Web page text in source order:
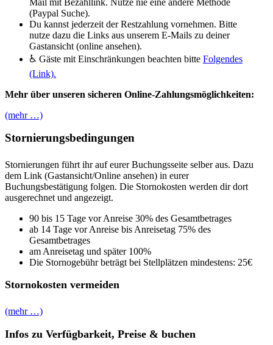
(Paypal Suche).
Du kannst jederzeit der Restzahlung vornehmen. Bitte
nutze dazu die Links aus unserem E-Mails zu deiner
Gastansicht (online ansehen).
♿ Gäste mit Einschränkungen beachten bitte Folgendes
(Link).
Mehr über unseren sicheren Online-Zahlungsmöglichkeiten:
(mehr …)
Stornierungsbedingungen
Stornierungen führt ihr auf eurer Buchungsseite selber aus. Dazu
dem Link (Gastansicht/Online ansehen) in eurer
Buchungsbestätigung folgen. Die Stornokosten werden dir dort
ausgerechnet und angezeigt.
90 bis 15 Tage vor Anreise 30% des Gesamtbetrages
ab 14 Tage vor Anreise bis Anreisetag 75% des
Gesamtbetrages
am Anreisetag und später 100%
Die Stornogebühr beträgt bei Stellplätzen mindestens: 25€
Stornokosten vermeiden
(mehr …)
Infos zu Verfügbarkeit, Preise & buchen